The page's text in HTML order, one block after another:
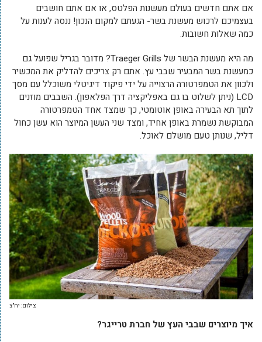
אם אתם חדשים בעולם מעשנות הפלטס, או אם אתם חושבים
בעצמיכם לרכוש מעשנת בשר- הגעתם למקום הנכון! ננסה לענות על
כמה שאלות חשובות.
מה היא מעשנת הבשר של Traeger Grills? מדובר בגריל שפועל גם
כמעשנת בשר המבעיר שבבי עץ. אתם רק צריכים להדליק את המכשיר
ולכוון את הטמפרטורה הרצוייה על ידי פיקוד דיגיטלי משוכלל עם מסך
LCD (ניתן לשלוט בו גם באפליקציה דרך הפלאפון). השבבים מוזנים
לתוך תא הבעירה באופן אוטומטי, כך שמצד אחד הטמפרטורה
המבוקשת נשמרת באופן אחיד, ומצד שני העשן המיוצר הוא עשן כחול
דליל, שנותן טעם מושלם לאוכל.
צילום: יח"צ
איך מיוצרים שבבי העץ של חברת טרייגר?